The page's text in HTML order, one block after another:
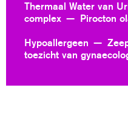
Thermaal Water van
complex
Pirocton
Hypoallergeen
toezicht van